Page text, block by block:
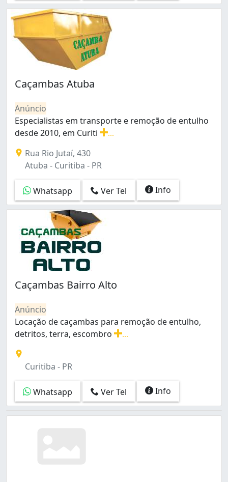
Caçambas Atuba
Anúncio
Especialistas em transporte e remoção de entulho
desde 2010, em Curiti
Rua Rio Jutaí, 430
Atuba - Curitiba - PR
Whatsapp Ver Tel Info
Caçambas Bairro Alto
Anúncio
Locação de caçambas para remoção de entulho,
detritos, terra, escombro
Curitiba - PR
Whatsapp Ver Tel Info